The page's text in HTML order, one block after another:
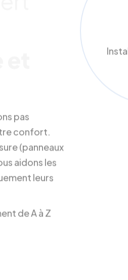
pas
confort.
(panneaux
aidons les
leurs
de A à Z